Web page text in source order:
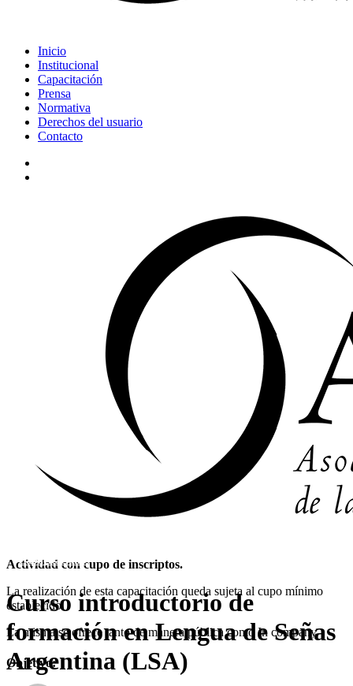
search
Menu
Inicio
Institucional
Capacitación
Prensa
Normativa
Derechos del usuario
Contacto
Capacitaciones
Curso introductorio de
formación en Lengua de Señas
Argentina (LSA)
Actividad con cupo de inscriptos.
La realización de esta capacitación queda sujeta al cupo mínimo
establecido.
La misma se ofrece tanto de manera pública como In company.
Objetivo: